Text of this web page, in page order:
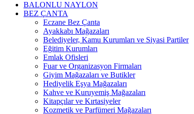
BALONLU NAYLON
BEZ ÇANTA
Eczane Bez Çanta
Ayakkabı Mağazaları
Belediyeler, Kamu Kurumları ve Siyasi Partiler
Eğitim Kurumları
Emlak Ofisleri
Fuar ve Organizasyon Firmaları
Giyim Mağazaları ve Butikler
Hediyelik Eşya Mağazaları
Kahve ve Kuruyemiş Mağazaları
Kitapçılar ve Kırtasiyeler
Kozmetik ve Parfümeri Mağazaları